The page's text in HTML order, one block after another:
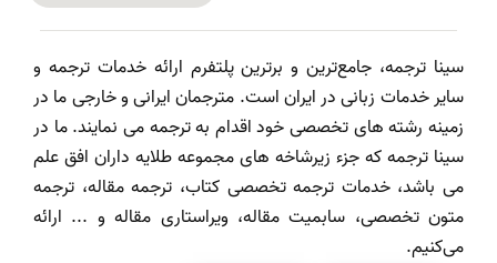
سینا ترجمه، جامع‌ترین و برترین پلتفرم ارائه خدمات ترجمه و
سایر خدمات زبانی در ایران است. مترجمان ایرانی و خارجی ما در
زمینه رشته های تخصصی خود اقدام به ترجمه می نمایند. ما در
سینا ترجمه که جزء زیرشاخه های مجموعه طلایه داران افق علم
می باشد، خدمات ترجمه تخصصی کتاب، ترجمه مقاله، ترجمه
متون تخصصی، سابمیت مقاله، ویراستاری مقاله و ... ارائه
می‌کنیم.